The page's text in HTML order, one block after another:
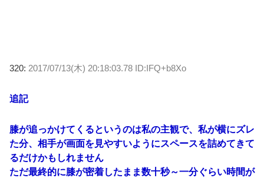
320: 2017/07/13(木) 20:18:03.78 ID:IFQ+b8Xo
追記
膝が追っかけてくるというのは私の主観で、私が横にズレ
た分、相手が画面を見やすいようにスペースを詰めてきて
るだけかもしれません
ただ最終的に膝が密着したまま数十秒～一分ぐらい時間が